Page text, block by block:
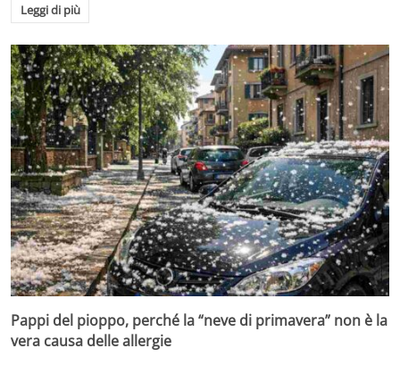
Leggi di più
Pappi del pioppo, perché la “neve di primavera” non è la
vera causa delle allergie